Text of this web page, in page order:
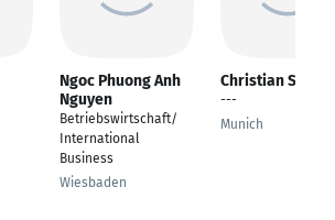
Ngoc Phuong Anh
Nguyen
Betriebswirtschaft/
International
Business
Wiesbaden
Christian Schäfer
---
Munich